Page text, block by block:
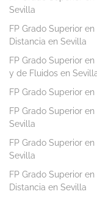
Sevilla
FP Grado Superior
Distancia en Sevilla
FP Grado Superior
y de Fluidos en
FP Grado Superior
FP Grado Superior
Sevilla
FP Grado Superior
Sevilla
FP Grado Superior
Distancia en Sevilla